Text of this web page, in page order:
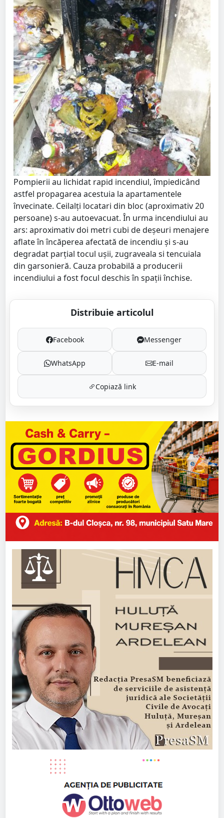
Pompierii au lichidat rapid incendiul, împiedicând
astfel propagarea acestuia la apartamentele
învecinate. Ceilalți locatari din bloc (aproximativ 20
persoane) s-au autoevacuat. În urma incendiului au
ars: aproximativ doi metri cubi de deşeuri menajere
aflate în încăperea afectată de incendiu și s-au
degradat parțial tocul uşii, zugraveala si tencuiala
din garsonieră. Cauza probabilă a producerii
incendiului a fost focul deschis în spaţii închise.
Distribuie articolul
Facebook Messenger
WhatsApp E-mail
Copiază link